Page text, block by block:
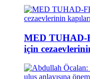
MED TUHAD-
için